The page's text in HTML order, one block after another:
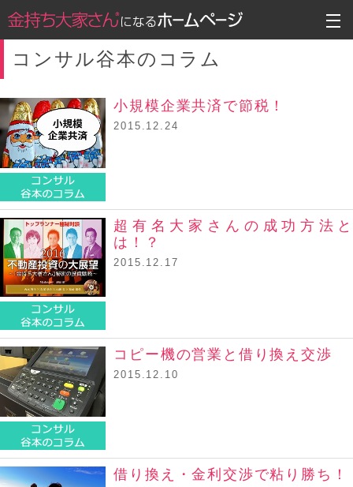
コンサル谷本のコラム
小規模企業共済で節税！
2015.12.24
超有名大家さんの成功方法と
は！？
2015.12.17
コピー機の営業と借り換え交渉
2015.12.10
借り換え・金利交渉で粘り勝ち！